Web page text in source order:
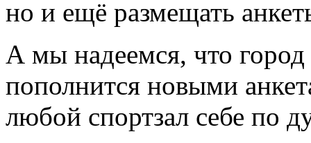
но и ещё размещать
А мы надеемся, что
пополнится новыми
любой спортзал себе по